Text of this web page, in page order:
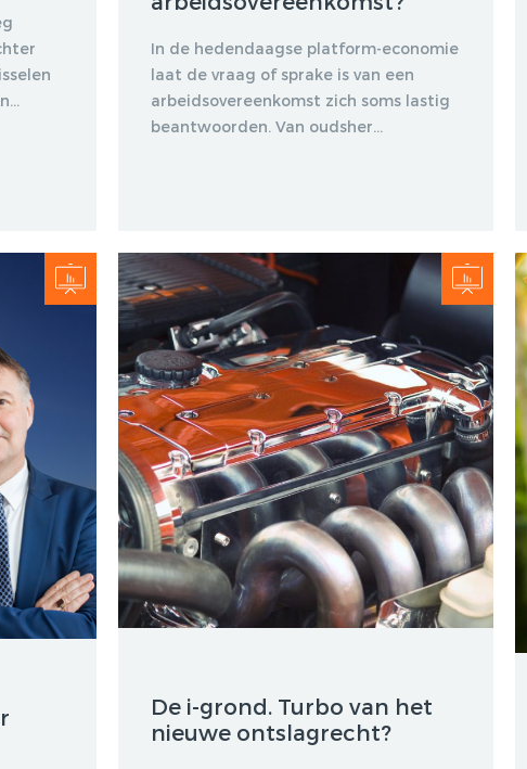
In de hedendaagse platform-economie
laat de vraag of sprake is van een
arbeidsovereenkomst zich soms lastig
beantwoorden. Van oudsher...
De i-grond. Turbo van het
nieuwe ontslagrecht?